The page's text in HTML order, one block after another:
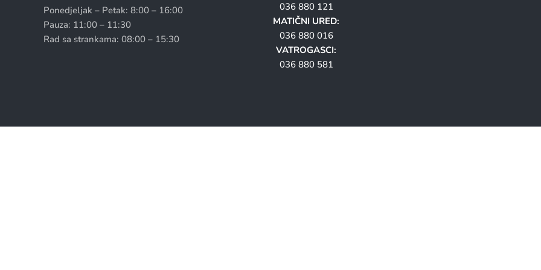
Ponedjeljak – Petak: 8:00 – 16:00
Pauza: 11:00 – 11:30
Rad sa strankama: 08:00 – 15:30
036 880 121
MATIČNI URED:
036 880 016
VATROGASCI:
036 880 581